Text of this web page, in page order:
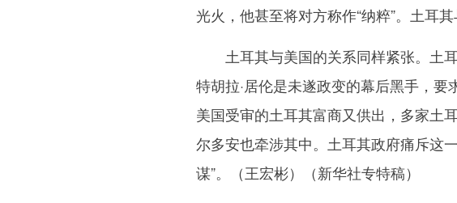
光火，他甚至将对方称作“纳粹”。土耳其
土耳其与美国的关系同样紧张。土
特胡拉·居伦是未遂政变的幕后黑手，
美国受审的土耳其富商又供出，多家土
尔多安也牵涉其中。土耳其政府痛斥这
谋”。（王宏彬）（新华社专特稿）